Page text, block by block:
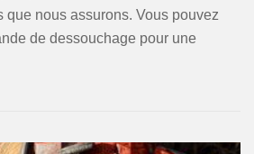
que nous assurons. Vous pouvez
de dessouchage pour une